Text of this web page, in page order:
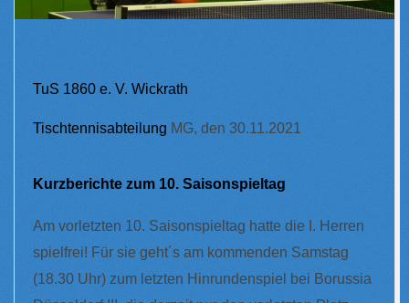
TuS 1860 e. V. Wickrath
Tischtennisabteilung MG, den 30.11.2021
Kurzberichte zum 10. Saisonspieltag
Am vorletzten 10. Saisonspieltag hatte die I. Herren
spielfrei! Für sie geht´s am kommenden Samstag
(18.30 Uhr) zum letzten Hinrundenspiel bei Borussia